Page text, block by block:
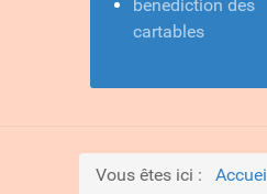
benediction des
cartables
Vous êtes ici : Accueil